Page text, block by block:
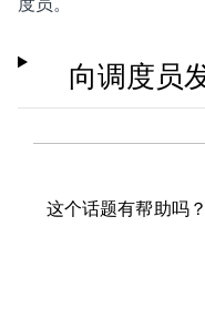
向调度员
这个话题有帮助吗？